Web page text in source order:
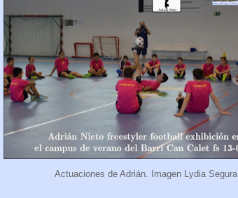
Actuaciones de Adrián. Imagen Lydia Segura